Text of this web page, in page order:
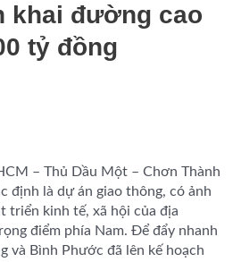
khai đường cao
tỷ đồng
– Thủ Dầu Một – Chơn Thành
định là dự án giao thông, có ảnh
triển kinh tế, xã hội của địa
điểm phía Nam. Để đẩy nhanh
và Bình Phước đã lên kế hoạch